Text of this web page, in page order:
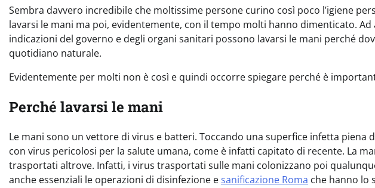
Sembra davvero incredibile che moltissime persone curino così poco l’igiene
lavarsi le mani ma poi, evidentemente, con il tempo molti hanno dimenticato.
indicazioni del governo e degli organi sanitari possono lavarsi le mani perché
quotidiano naturale.
Evidentemente per molti non è così e quindi occorre spiegare perché è
Perché lavarsi le mani
Le mani sono un vettore di virus e batteri. Toccando una superfice infetta piena
con virus pericolosi per la salute umana, come è infatti capitato di recente. La
trasportati altrove. Infatti, i virus trasportati sulle mani colonizzano poi
anche essenziali le operazioni di disinfezione esanificazione Roma che hanno lo